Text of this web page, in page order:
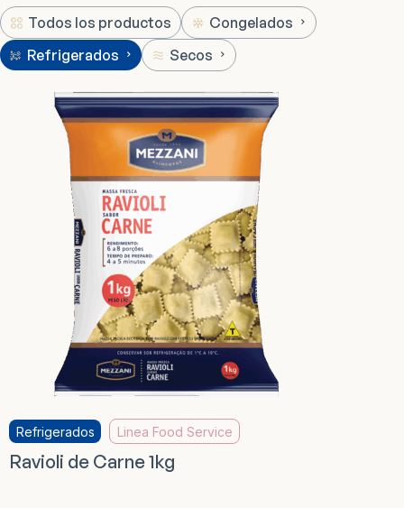
Todos los productos
Congelados
Refrigerados
Secos
Refrigerados Linea Food Service
Ravioli de Carne 1kg